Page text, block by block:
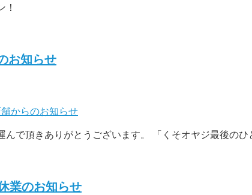
お知らせ
からのお知らせ
で頂きありがとうございます。 「くそオヤジ最後の
業のお知らせ